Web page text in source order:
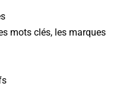
mots clés, les marques